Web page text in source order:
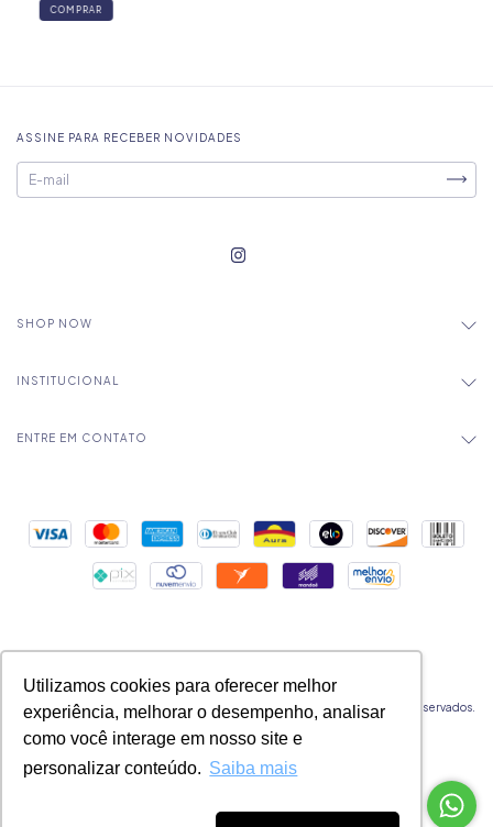
Utilizamos cookies para oferecer melhor
experiência, melhorar o desempenho, analisar
como você interage em nosso site e
personalizar conteúdo. Saiba mais
ASSINE PARA RECEBER NOVIDADES
SHOP NOW
INSTITUCIONAL
ENTRE EM CONTATO
Copyright Mica Chocolates - 32524177000183 - 2026. Todos os direitos reservados.